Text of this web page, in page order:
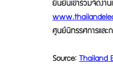
ยืนยันเข้าร่วมจัดงา
ศูนย์นิทรรศการและก
Source: Thailand